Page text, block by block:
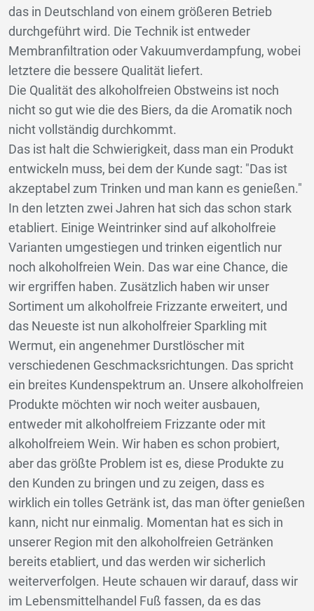
das in Deutschland von einem größeren Betrieb
durchgeführt wird. Die Technik ist entweder
Membranfiltration oder Vakuumverdampfung, wobei
letztere die bessere Qualität liefert.
Die Qualität des alkoholfreien Obstweins ist noch
nicht so gut wie die des Biers, da die Aromatik noch
nicht vollständig durchkommt.
Das ist halt die Schwierigkeit, dass man ein Produkt
entwickeln muss, bei dem der Kunde sagt: "Das ist
akzeptabel zum Trinken und man kann es genießen."
In den letzten zwei Jahren hat sich das schon stark
etabliert. Einige Weintrinker sind auf alkoholfreie
Varianten umgestiegen und trinken eigentlich nur
noch alkoholfreien Wein. Das war eine Chance, die
wir ergriffen haben. Zusätzlich haben wir unser
Sortiment um alkoholfreie Frizzante erweitert, und
das Neueste ist nun alkoholfreier Sparkling mit
Wermut, ein angenehmer Durstlöscher mit
verschiedenen Geschmacksrichtungen. Das spricht
ein breites Kundenspektrum an. Unsere alkoholfreien
Produkte möchten wir noch weiter ausbauen,
entweder mit alkoholfreiem Frizzante oder mit
alkoholfreiem Wein. Wir haben es schon probiert,
aber das größte Problem ist es, diese Produkte zu
den Kunden zu bringen und zu zeigen, dass es
wirklich ein tolles Getränk ist, das man öfter genießen
kann, nicht nur einmalig. Momentan hat es sich in
unserer Region mit den alkoholfreien Getränken
bereits etabliert, und das werden wir sicherlich
weiterverfolgen. Heute schauen wir darauf, dass wir
im Lebensmittelhandel Fuß fassen, da es das